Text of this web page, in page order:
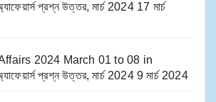
প্রশ্ন উত্তর, মার্চ 2024 17 মার্চ
2024 March 01 to 08​ in
প্রশ্ন উত্তর, মার্চ 2024 9 মার্চ 2024